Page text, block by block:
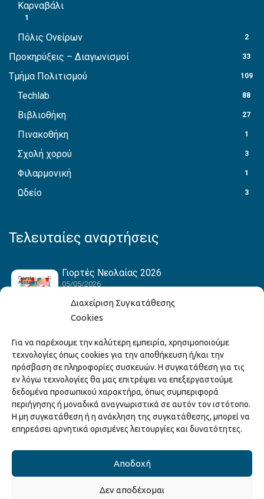
Διαχείριση Συγκατάθεσης
Cookies
Για να παρέχουμε την καλύτερη εμπειρία, χρησιμοποιούμε
τεχνολογίες όπως cookies για την αποθήκευση ή/και την
πρόσβαση σε πληροφορίες συσκευών. Η συγκατάθεση για τις
εν λόγω τεχνολογίες θα μας επιτρέψει να επεξεργαστούμε
δεδομένα προσωπικού χαρακτήρα, όπως συμπεριφορά
περιήγησης ή μοναδικά αναγνωριστικά σε αυτόν τον ιστότοπο.
Η μη συγκατάθεση ή η ανάκληση της συγκατάθεσης, μπορεί να
επηρεάσει αρνητικά ορισμένες λειτουργίες και δυνατότητες.
Αποδοχή
Δεν αποδέχομαι
Καρναβάλι
1
Πόλις Ονείρων 2
Προκηρύξεις – Διαγωνισμοί 33
Τμήμα Πολιτισμού 109
Techlab 88
Βιβλιοθήκη 27
Πινακοθήκη 1
Σχολή χορού 3
Φιλαρμονική 1
Ωδείο 3
Τελευταίες αναρτήσεις
Γιορτές Νεολαίας 2026
05/05/2026
Hack the Match: Γνωρίζοντας τα Αμερικανικά
Αθλήματα! Δημιουργώντας το Δικό σου
Game Story!
22/04/2026
Ξάνθη – Πόλις Ονείρων Μουσικών Σχολείων
2026
15/04/2026